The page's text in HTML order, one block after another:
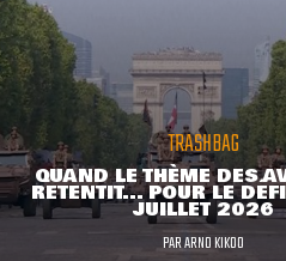
TRASHBAG
QUAND LE THÈME DES
RETENTIT... POUR LE
JUILLET 2026
PARARNO KIKOO